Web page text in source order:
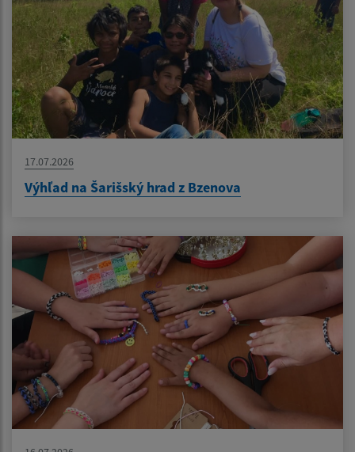
17.07.2026
Výhľad na Šarišský hrad z Bzenova